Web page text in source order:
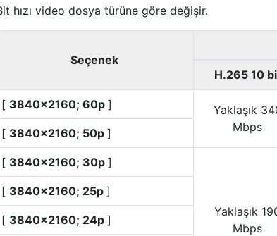
hızı video dosya türüne göre değişir.
Seçenek
H.265 10
[ 3840×2160; 60p ]
Yaklaşık
Mbps
[ 3840×2160; 50p ]
[ 3840×2160; 30p ]
Yaklaşık
Mbps
[ 3840×2160; 25p ]
[ 3840×2160; 24p ]